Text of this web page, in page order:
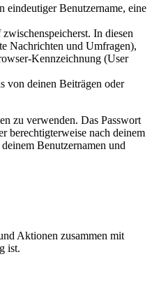
eindeutiger Benutzername, eine
In diesen
Nachrichten und Umfragen),
Kennzeichnung (User
von deinen Beiträgen oder
zu verwenden. Das Passwort
berechtigterweise nach deinem
Benutzernamen und
Aktionen zusammen mit
ist.